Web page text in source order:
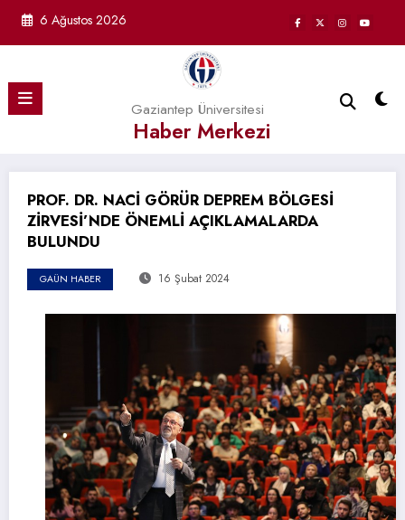
6 Ağustos 2026
Gaziantep Üniversitesi
Haber Merkezi
PROF. DR. NACİ GÖRÜR DEPREM BÖLGESİ
ZİRVESİ’NDE ÖNEMLİ AÇIKLAMALARDA
BULUNDU
GAÜN HABER 16 Şubat 2024